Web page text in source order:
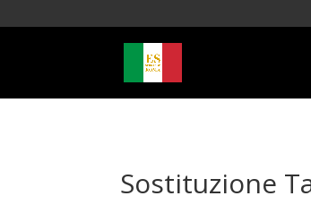
Sostituzione